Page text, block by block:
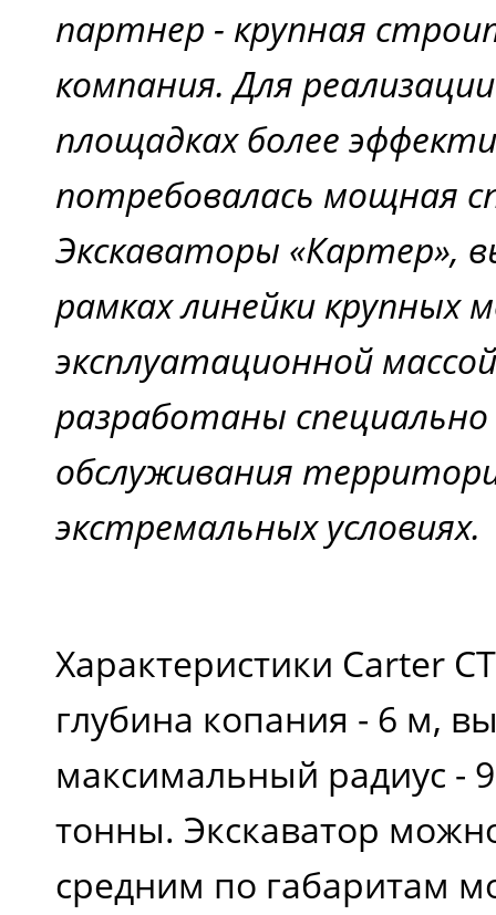
партнер - крупная
компания. Для
площадках более
потребовалась мощная
Экскаваторы «Картер»,
рамках линейки крупных
эксплуатационной
разработаны специально
обслуживания
экстремальных условиях.
Характеристики Carter
глубина копания - 6 м,
максимальный радиус -
тонны. Экскаватор
средним по габаритам